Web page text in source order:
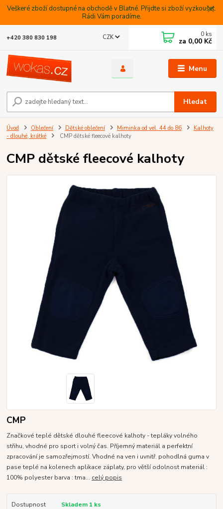
Veškeré zboží dostupné na obchodě v Blatné. Přijdte si zboží vyzkoušet.
Rádi Vám poradíme.
Menu
CZK
Hledat
+420 380 830 198 0 ks
za 0,00 Kč
Úvod Oblečení Dětské oblečení Miminka od vel. 44 do 86
Kalhoty
- dlouhé, krátké
CMP dětské fleecové kalhoty
CMP dětské fleecové kalhoty
CMP
Značkové teplé dětské dlouhé fleecové kalhoty - tepláky volného
střihu, vhodné pro sport i volný čas. Příjemný materiál a perfektní
zpracování je samozřejmostí. Vhodné na ven i uvnitř. pohodlná guma v
pase teplé na kolenech aplikace záplaty, pro větší odolnost materiál :
100% polyester barva : tma... celý popis
Dostupnost
Skladem 1 ks